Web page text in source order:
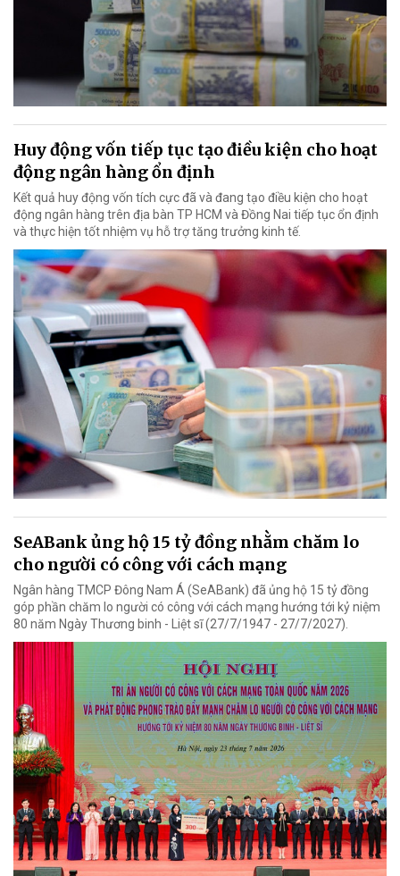
Huy động vốn tiếp tục tạo điều kiện cho hoạt
động ngân hàng ổn định
Kết quả huy động vốn tích cực đã và đang tạo điều kiện cho hoạt
động ngân hàng trên địa bàn TP HCM và Đồng Nai tiếp tục ổn định
và thực hiện tốt nhiệm vụ hỗ trợ tăng trưởng kinh tế.
SeABank ủng hộ 15 tỷ đồng nhằm chăm lo
cho người có công với cách mạng
Ngân hàng TMCP Đông Nam Á (SeABank) đã ủng hộ 15 tỷ đồng
góp phần chăm lo người có công với cách mạng hướng tới kỷ niệm
80 năm Ngày Thương binh - Liệt sĩ (27/7/1947 - 27/7/2027).